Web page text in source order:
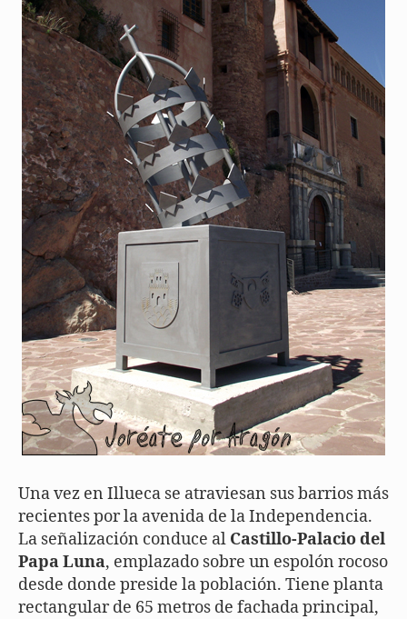
Una vez en Illueca se atraviesan sus barrios más
recientes por la avenida de la Independencia.
La señalización conduce al Castillo-Palacio del
Papa Luna, emplazado sobre un espolón rocoso
desde donde preside la población. Tiene planta
rectangular de 65 metros de fachada principal,